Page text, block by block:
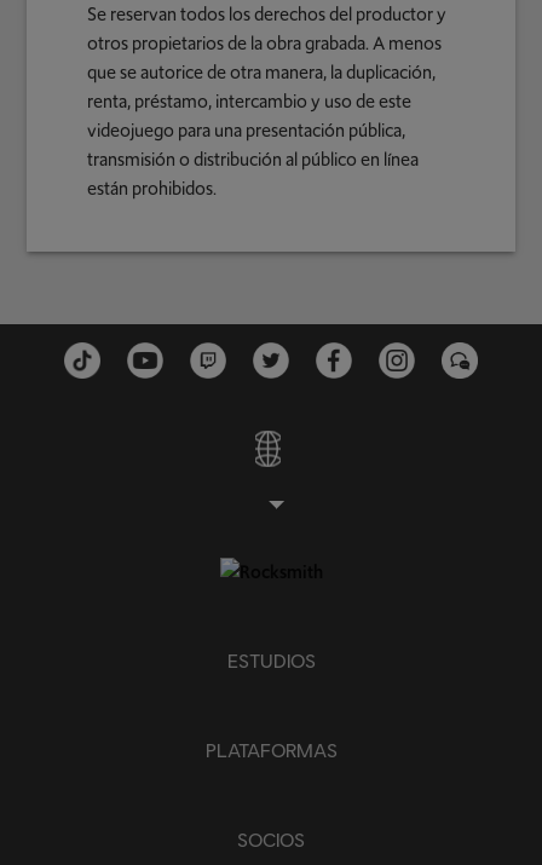
Se reservan todos los derechos del productor y
otros propietarios de la obra grabada. A menos
que se autorice de otra manera, la duplicación,
renta, préstamo, intercambio y uso de este
videojuego para una presentación pública,
transmisión o distribución al público en línea
están prohibidos.
ESTUDIOS
PLATAFORMAS
SOCIOS